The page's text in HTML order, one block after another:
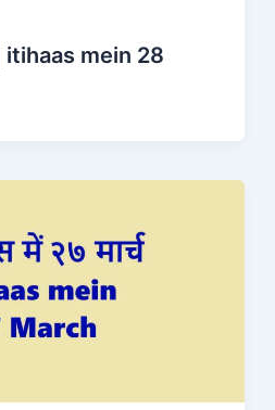
| itihaas mein 28